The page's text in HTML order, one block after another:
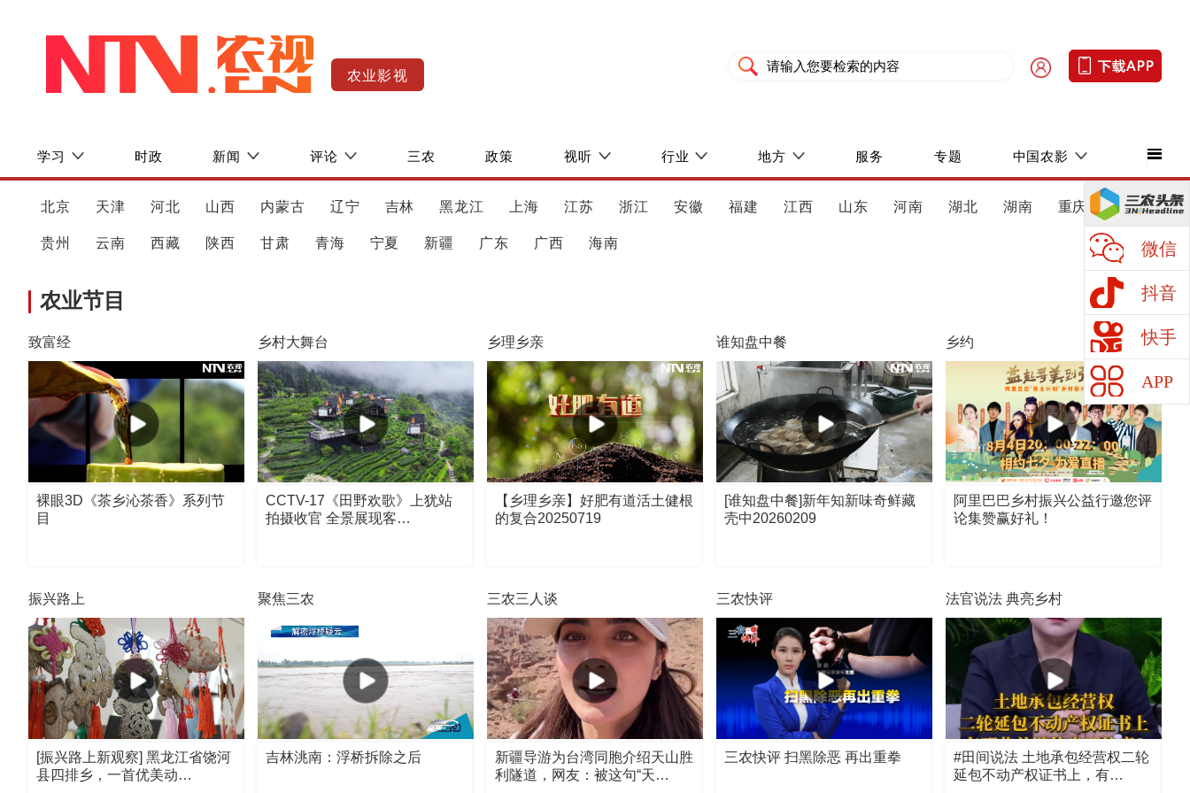
农业影视
学习 时政 新闻 评论 三农 政策 视听 行业 地方 服务 专题 中国农影
北京 天津 河北 山西 内蒙古 辽宁 吉林 黑龙江 上海 江苏 浙江 安徽 福建 江西 山东 河南 湖北 湖南 重庆 四川
贵州 云南 西藏 陕西 甘肃 青海 宁夏 新疆 广东 广西 海南 微信
抖音
快手
APP
农业节目 更多
致富经
裸眼3D《茶乡沁茶香》系列节
目
乡村大舞台
CCTV-17《田野欢歌》上犹站
拍摄收官 全景展现客…
乡理乡亲
【乡理乡亲】好肥有道活土健根
的复合20250719
谁知盘中餐
[谁知盘中餐]新年知新味奇鲜藏
壳中20260209
乡约
阿里巴巴乡村振兴公益行邀您评
论集赞赢好礼！
振兴路上
[振兴路上新观察] 黑龙江省饶河
县四排乡，一首优美动…
聚焦三农
吉林洮南：浮桥拆除之后
三农三人谈
新疆导游为台湾同胞介绍天山胜
利隧道，网友：被这句“天…
三农快评
三农快评 扫黑除恶 再出重拳
法官说法 典亮乡村
#田间说法 土地承包经营权二轮
延包不动产权证书上，有…